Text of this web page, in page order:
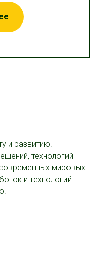
и развитию.
технологий
мировых
и технологий